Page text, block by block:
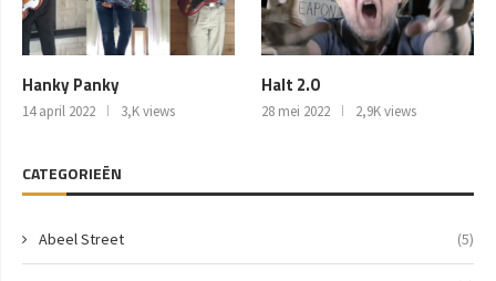
Hanky Panky
14 april 2022 3,K views
Halt 2.0
28 mei 2022 2,9K views
CATEGORIEËN
Abeel Street (5)